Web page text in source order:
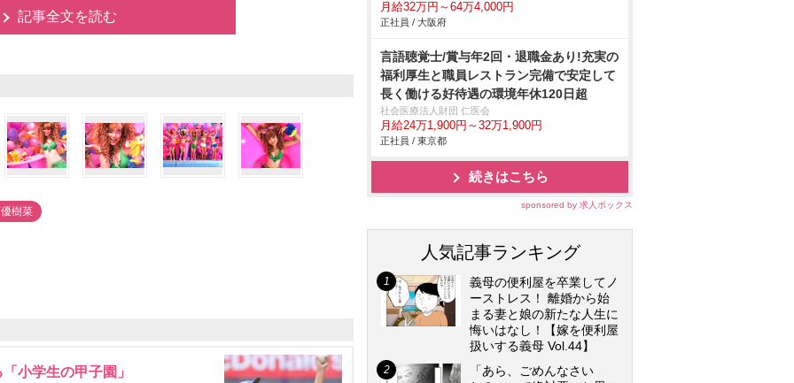
記事全文を読む
樹菜
小学生の甲子園」
月給32万円～64万4,000円
正社員 / 大阪府
言語聴覚士/賞与年2回・退職金あり!充実の
福利厚生と職員レストラン完備で安定して
長く働ける好待遇の環境年休120日超
社会医療法人財団 仁医会
月給24万1,900円～32万1,900円
正社員 / 東京都
続きはこちら
sponsored by 求人ボックス
人気記事ランキング
義母の便利屋を卒業してノ
ーストレス！ 離婚から始
まる妻と娘の新たな人生に
悔いはなし！【嫁を便利屋
扱いする義母 Vol.44】
「あら、ごめんなさい